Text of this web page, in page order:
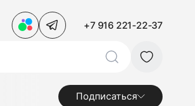
+7 916 221-22-37
Подписаться